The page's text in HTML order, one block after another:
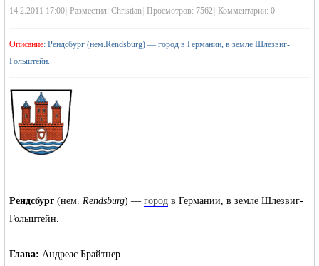
Русская
жизнь и
› › ›
Шлезвиг-Гольштейн (Schleswig-Holstein)
14.2.2011 17:00 Разместил:Christian Просмотров: 7562 Комментарии: 0
Описание: Рендсбург (нем.Rendsburg) — город в Германии, в земле Шлезвиг-
Гольштейн.
Рендсбург (нем.Rendsburg) —город в Германии, в земле Шлезвиг-
Гольштейн.
Глава: Андреас Брайтнер